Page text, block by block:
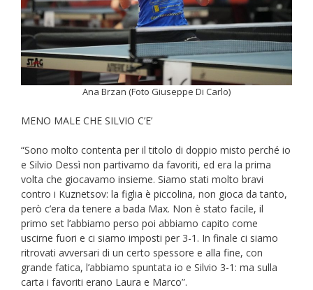
Ana Brzan (Foto Giuseppe Di Carlo)
MENO MALE CHE SILVIO C’E’
“Sono molto contenta per il titolo di doppio misto perché io
e Silvio Dessì non partivamo da favoriti, ed era la prima
volta che giocavamo insieme. Siamo stati molto bravi
contro i Kuznetsov: la figlia è piccolina, non gioca da tanto,
però c’era da tenere a bada Max. Non è stato facile, il
primo set l’abbiamo perso poi abbiamo capito come
uscirne fuori e ci siamo imposti per 3-1. In finale ci siamo
ritrovati avversari di un certo spessore e alla fine, con
grande fatica, l’abbiamo spuntata io e Silvio 3-1: ma sulla
carta i favoriti erano Laura e Marco”.